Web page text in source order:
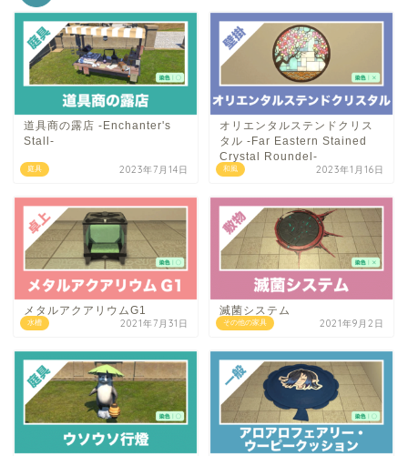
庭具
道具商の露店 -Enchanter's
Stall-
2023年7月14日 和風
オリエンタルステンドクリス
タル -Far Eastern Stained
Crystal Roundel-
2023年1月16日
水槽
メタルアクアリウムG1
2021年7月31日 その他の家具
滅菌システム
2021年9月2日